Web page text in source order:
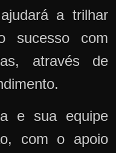
a trilhar
sucesso com
através de
e sua equipe
com o apoio